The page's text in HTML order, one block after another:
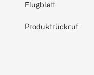
Flugblatt
Produktrückruf